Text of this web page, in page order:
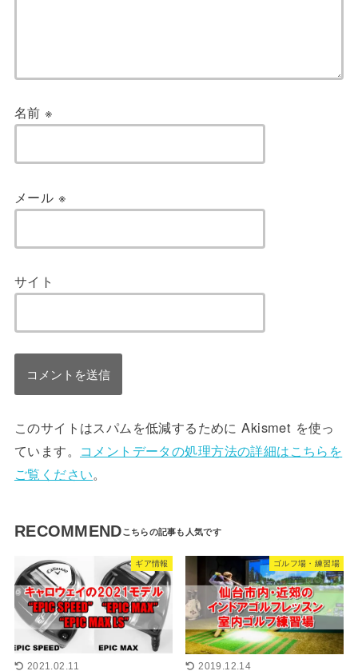
名前※
メール ※
サイト
このサイトはスパムを低減するために Akismet を使っ
ています。 コメントデータの処理方法の詳細はこちらを
ご覧ください。
RECOMMEND
ギア情報
2021.02.11
ゴルフ場・練習場
2019.12.14